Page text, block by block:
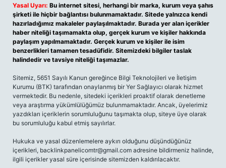
Yasal Uyarı: Bu internet sitesi, herhangi bir marka, kurum veya şahıs
şirketi ile hiçbir bağlantısı bulunmamaktadır. Sitede yalnızca kendi
hazırladığımız makaleler paylaşılmaktadır. Burada yer alan içerikler
haber niteliği taşımamakta olup, gerçek kurum ve kişiler hakkında
paylaşım yapılmamaktadır. Gerçek kurum ve kişiler ile isim
benzerlikleri tamamen tesadüfidir. Sitemizdeki bilgiler taslak
halindedir ve tavsiye niteliği taşımazlar.
Sitemiz, 5651 Sayılı Kanun gereğince Bilgi Teknolojileri ve İletişim
Kurumu (BTK) tarafından onaylanmış bir Yer Sağlayıcı olarak hizmet
vermektedir. Bu nedenle, sitedeki içerikleri proaktif olarak denetleme
veya araştırma yükümlülüğümüz bulunmamaktadır. Ancak, üyelerimiz
yazdıkları içeriklerin sorumluluğunu taşımakta olup, siteye üye olarak
bu sorumluluğu kabul etmiş sayılırlar.
Hukuka ve yasal düzenlemelere aykırı olduğunu düşündüğünüz
içerikleri, backlinkpanelicomtr@gmail.com adresine bildirmeniz halinde,
ilgili içerikler yasal süre içerisinde sitemizden kaldırılacaktır.